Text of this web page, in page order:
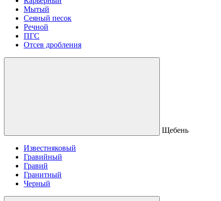
Мытый
Сеяный песок
Речной
ПГС
Отсев дробления
Щебень
Известняковый
Гравийный
Гравий
Гранитный
Черный